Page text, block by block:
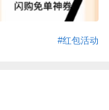
#红包活动